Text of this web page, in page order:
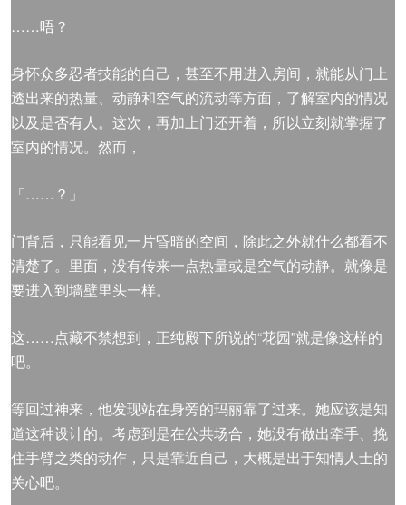
……唔？
身怀众多忍者技能的自己，甚至不用进入房间，就能从门上
透出来的热量、动静和空气的流动等方面，了解室内的情况
以及是否有人。这次，再加上门还开着，所以立刻就掌握了
室内的情况。然而，
「……？」
门背后，只能看见一片昏暗的空间，除此之外就什么都看不
清楚了。里面，没有传来一点热量或是空气的动静。就像是
要进入到墙壁里头一样。
这……点藏不禁想到，正纯殿下所说的“花园”就是像这样的
吧。
等回过神来，他发现站在身旁的玛丽靠了过来。她应该是知
道这种设计的。考虑到是在公共场合，她没有做出牵手、挽
住手臂之类的动作，只是靠近自己，大概是出于知情人士的
关心吧。